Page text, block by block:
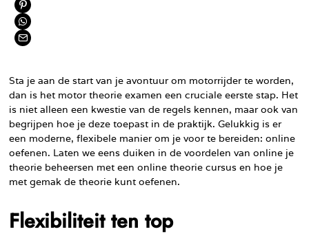
Sta je aan de start van je avontuur om motorrijder te worden,
dan is het motor theorie examen een cruciale eerste stap. Het
is niet alleen een kwestie van de regels kennen, maar ook van
begrijpen hoe je deze toepast in de praktijk. Gelukkig is er
een moderne, flexibele manier om je voor te bereiden: online
oefenen. Laten we eens duiken in de voordelen van online je
theorie beheersen met een online theorie cursus en hoe je
met gemak de theorie kunt oefenen.
Flexibiliteit ten top